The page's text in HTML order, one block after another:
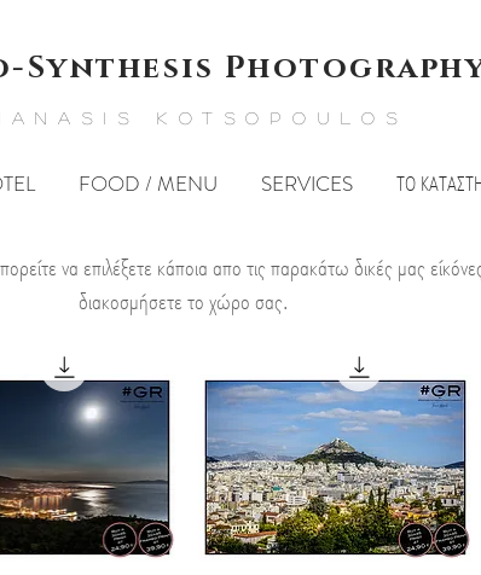
Synthesis
KOTSOPOULOS
FOOD / MENU SERVICES ΤΟ
να επιλέξετε κάποια απο τις παρακάτω δικές μας
διακοσμήσετε το χώρο σας.